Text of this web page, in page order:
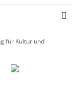
für Kultur und